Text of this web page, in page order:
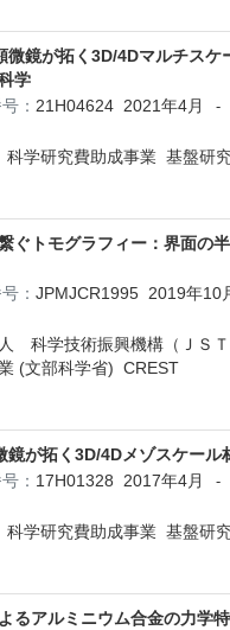
微鏡が拓く3D/4Dマルチスケ
学
： 21H04624 2021年4月 -
科学研究費助成事業 基盤研
ぐトモグラフィー：界面の
： JPMJCR1995 2019年10
科学技術振興機構（ＪＳ
(文部科学省) CREST
鏡が拓く3D/4Dメゾスケール
： 17H01328 2017年4月 -
科学研究費助成事業 基盤研
るアルミニウム合金の力学